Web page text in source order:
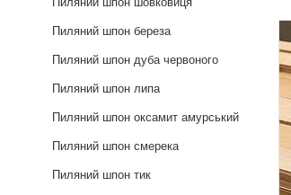
Пиляний шпон береза
Пиляний шпон дуба червоного
Пиляний шпон липа
Пиляний шпон оксамит амурський
Пиляний шпон смерека
Пиляний шпон тик